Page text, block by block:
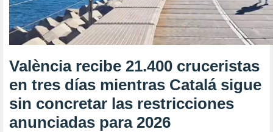
València recibe 21.400 cruceristas
en tres días mientras Catalá sigue
sin concretar las restricciones
anunciadas para 2026